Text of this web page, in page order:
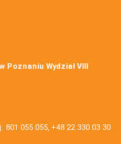
Poznaniu Wydział VIII
055 055, +48 22 330 03 30